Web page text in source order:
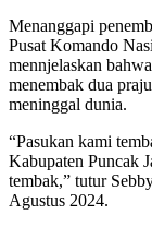
Menanggapi
Pusat Komando
mennjelaskan
menembak dua
meninggal dunia.
“Pasukan kami
Kabupaten Puncak
tembak,” tutur
Agustus 2024.